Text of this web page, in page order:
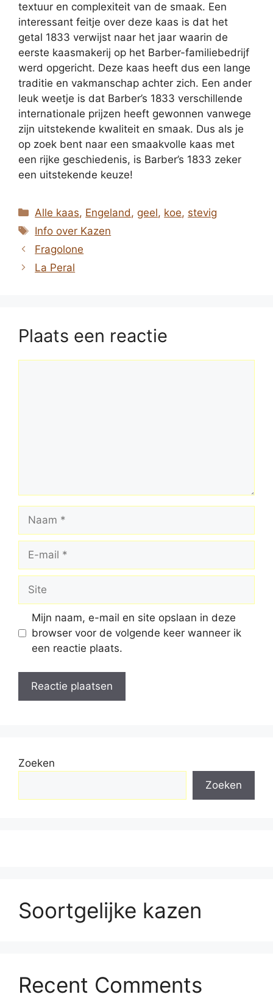
textuur en complexiteit van de smaak. Een
interessant feitje over deze kaas is dat het
getal 1833 verwijst naar het jaar waarin de
eerste kaasmakerij op het Barber-familiebedrijf
werd opgericht. Deze kaas heeft dus een lange
traditie en vakmanschap achter zich. Een ander
leuk weetje is dat Barber’s 1833 verschillende
internationale prijzen heeft gewonnen vanwege
zijn uitstekende kwaliteit en smaak. Dus als je
op zoek bent naar een smaakvolle kaas met
een rijke geschiedenis, is Barber’s 1833 zeker
een uitstekende keuze!
Categorieën
Alle kaas, Engeland,geel, koe, stevig
Tags
Info over Kazen
Fragolone
La Peral
Plaats een reactie
Naam
Site
Mijn naam, e-mail en site opslaan in deze
browser voor de volgende keer wanneer ik
een reactie plaats.
Zoeken
Zoeken
Soortgelijke kazen
Recent Comments